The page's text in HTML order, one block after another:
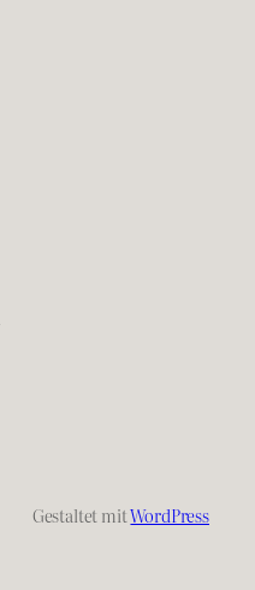
Gestaltet mitWordPress